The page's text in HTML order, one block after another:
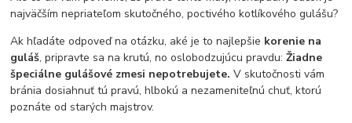
najväčším nepriateľom skutočného, poctivého kotlíkového gulášu?
Ak hľadáte odpoveď na otázku, aké je to najlepšie korenie na
guláš, pripravte sa na krutú, no oslobodzujúcu pravdu:Žiadne
špeciálne gulášové zmesi nepotrebujete. V skutočnosti vám
bránia dosiahnuť tú pravú, hlbokú a nezameniteľnú chuť, ktorú
poznáte od starých majstrov.